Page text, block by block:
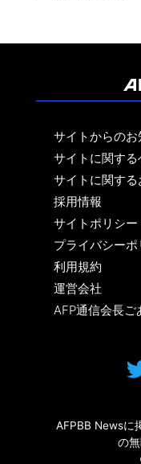
サイトからのお
サイトに関す
サイトに関す
採用情報
サイトポリシー
プライバシーポ
利用規約
運営会社
AFP通信会長ご
AFPBB Newsに
の